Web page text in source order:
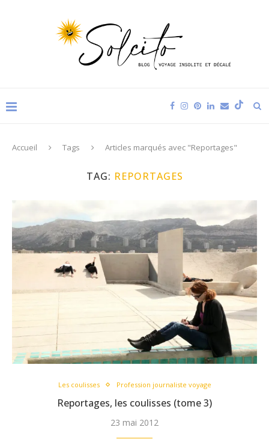
Accueil Tags Articles marqués avec "Reportages"
TAG: REPORTAGES
Les coulisses Profession journaliste voyage
Reportages, les coulisses (tome 3)
23 mai 2012